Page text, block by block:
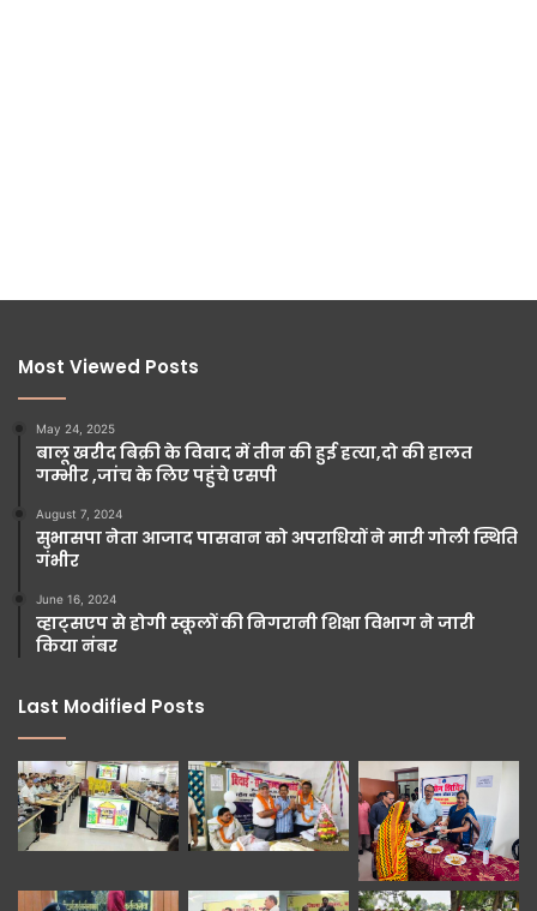
Most Viewed Posts
May 24, 2025
बालू खरीद बिक्री के विवाद में तीन की हुई हत्या,दो की हालत
गम्भीर ,जांच के लिए पहुंचे एसपी
August 7, 2024
सुभासपा नेता आजाद पासवान को अपराधियों ने मारी गोली स्थिति
गंभीर
June 16, 2024
व्हाट्सएप से होगी स्कूलों की निगरानी शिक्षा विभाग ने जारी
किया नंबर
Last Modified Posts